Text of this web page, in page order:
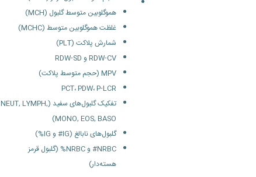
هموگلوبین متوسط گلبول (MCH)
غلظت هموگلوبین متوسط (MCHC)
شمارش پلاکت (PLT)
RDW-CV و RDW-SD
MPV (حجم متوسط پلاکت)
PCT، PDW، P-LCR
تفکیک گلبول‌های سفید (NEUT, LYMPH,
MONO, EOS, BASO)
گلبول‌های نابالغ (IG# و IG%)
NRBC# و NRBC% (گلبول قرمز
هسته‌دار)